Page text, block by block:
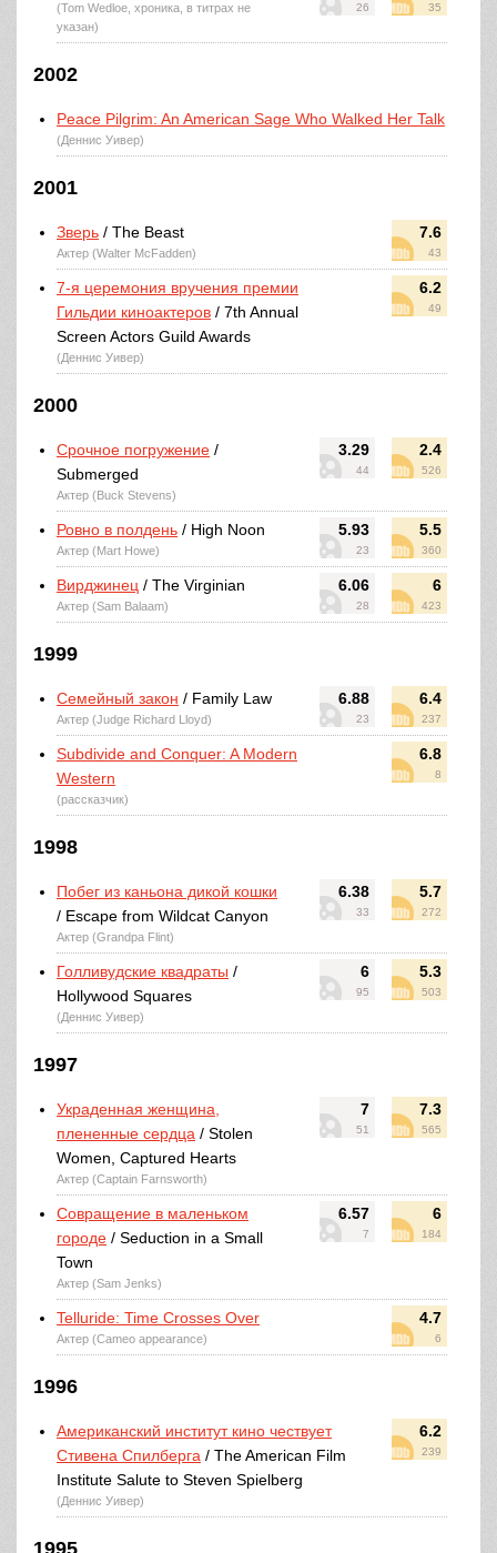
26 35
(Tom Wedloe, хроника, в титрах не
указан)
2002
Peace Pilgrim: An American Sage Who Walked Her Talk
(Деннис Уивер)
2001
7.6
43
Зверь / The Beast
Актер (Walter McFadden)
6.2
49
7-я церемония вручения премии
Гильдии киноактеров / 7th Annual
Screen Actors Guild Awards
(Деннис Уивер)
2000
3.29
44
2.4
526
Срочное погружение /
Submerged
Актер (Buck Stevens)
5.93
23
5.5
360
Ровно в полдень / High Noon
Актер (Mart Howe)
6.06
28
6
423
Вирджинец / The Virginian
Актер (Sam Balaam)
1999
6.88
23
6.4
237
Семейный закон / Family Law
Актер (Judge Richard Lloyd)
6.8
8
Subdivide and Conquer: A Modern
Western
(рассказчик)
1998
6.38
33
5.7
272
Побег из каньона дикой кошки
/ Escape from Wildcat Canyon
Актер (Grandpa Flint)
6
95
5.3
503
Голливудские квадраты /
Hollywood Squares
(Деннис Уивер)
1997
7
51
7.3
565
Украденная женщина,
плененные сердца / Stolen
Women, Captured Hearts
Актер (Captain Farnsworth)
6.57
7
6
184
Совращение в маленьком
городе / Seduction in a Small
Town
Актер (Sam Jenks)
4.7
6
Telluride: Time Crosses Over
Актер (Cameo appearance)
1996
6.2
239
Американский институт кино чествует
Стивена Спилберга / The American Film
Institute Salute to Steven Spielberg
(Деннис Уивер)
1995